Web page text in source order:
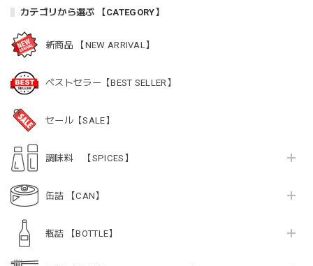
カテゴリから選ぶ 【CATEGORY】
新商品 【NEW ARRIVAL】
ベストセラー【BEST SELLER】
セール【SALE】
調味料 【SPICES】
缶詰 【CAN】
瓶詰 【BOTTLE】